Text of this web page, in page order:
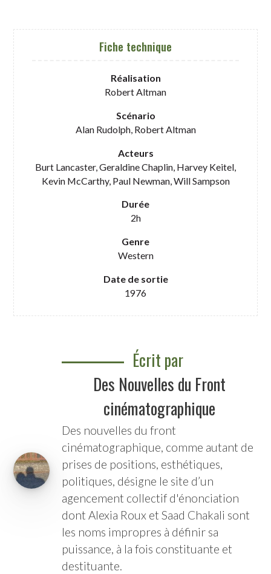
Fiche technique
Réalisation
Robert Altman
Scénario
Alan Rudolph, Robert Altman
Acteurs
Burt Lancaster, Geraldine Chaplin, Harvey Keitel,
Kevin McCarthy, Paul Newman, Will Sampson
Durée
2h
Genre
Western
Date de sortie
1976
Écrit par
Des Nouvelles du Front
cinématographique
Des nouvelles du front
cinématographique, comme autant de
prises de positions, esthétiques,
politiques, désigne le site d’un
agencement collectif d'énonciation
dont Alexia Roux et Saad Chakali sont
les noms impropres à définir sa
puissance, à la fois constituante et
destituante.